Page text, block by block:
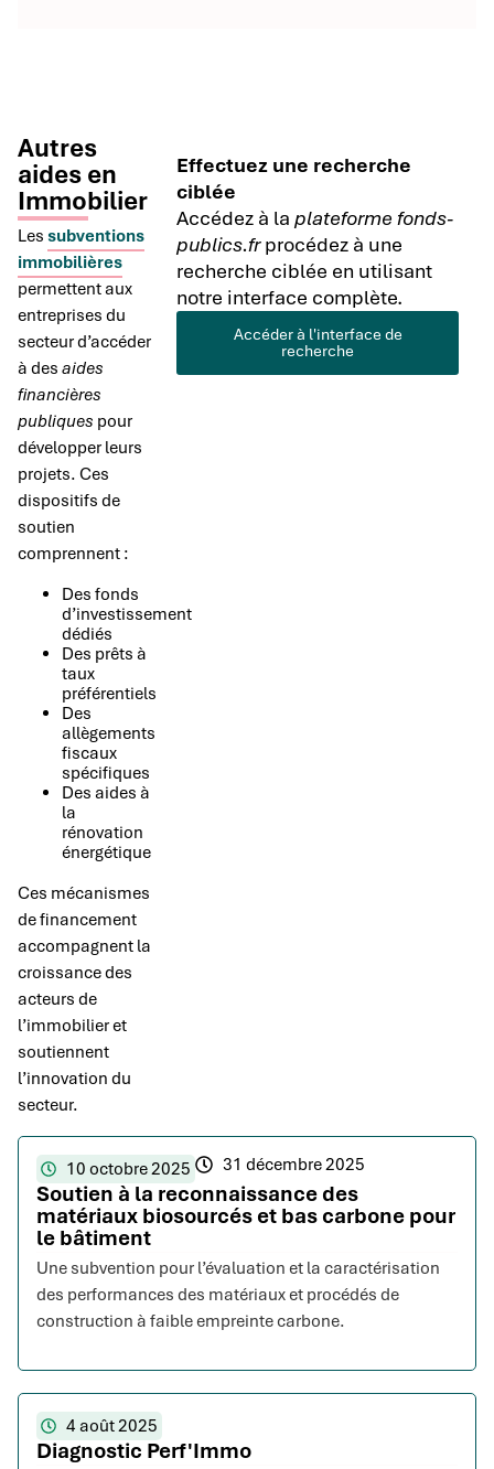
Autres
aides en
Immobilier
Les subventions
immobilières
permettent aux
entreprises du
secteur d’accéder
à des aides
financières
publiques pour
développer leurs
projets. Ces
dispositifs de
soutien
comprennent :
Des fonds
d’investissement
dédiés
Des prêts à
taux
préférentiels
Des
allègements
fiscaux
spécifiques
Des aides à
la
rénovation
énergétique
Ces mécanismes
de financement
accompagnent la
croissance des
acteurs de
l’immobilier et
soutiennent
l’innovation du
secteur.
Effectuez une recherche
ciblée
Accédez à laplateforme fonds-
publics.frprocédez à une
recherche ciblée en utilisant
notre interface complète.
Accéder à l'interface de
recherche
10 octobre 2025 31 décembre 2025
Soutien à la reconnaissance des
matériaux biosourcés et bas carbone pour
le bâtiment
Une subvention pour l’évaluation et la caractérisation
des performances des matériaux et procédés de
construction à faible empreinte carbone.
4 août 2025
Diagnostic Perf'Immo